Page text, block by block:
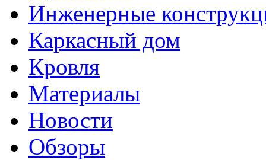
Инженерные
Каркасный дом
Кровля
Материалы
Новости
Обзоры